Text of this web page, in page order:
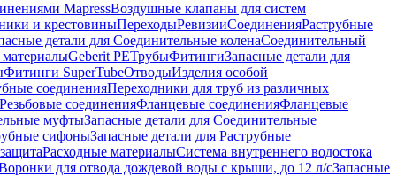
MapressВоздушные клапаны для систем
и крестовиныПереходыРевизииСоединенияРаструбные
детали для Соединительные коленаСоединительный
Geberit PEТрубыФитингиЗапасные детали для
Фитинги SuperTubeОтводыИзделия особой
соединенияПереходники для труб из различных
соединенияФланцевые соединенияФланцевые
муфтыЗапасные детали для Соединительные
сифоныЗапасные детали для Раструбные
Расходные материалыСистема внутреннего водостока
для отвода дождевой воды с крыши, до 12 л/сЗапасные